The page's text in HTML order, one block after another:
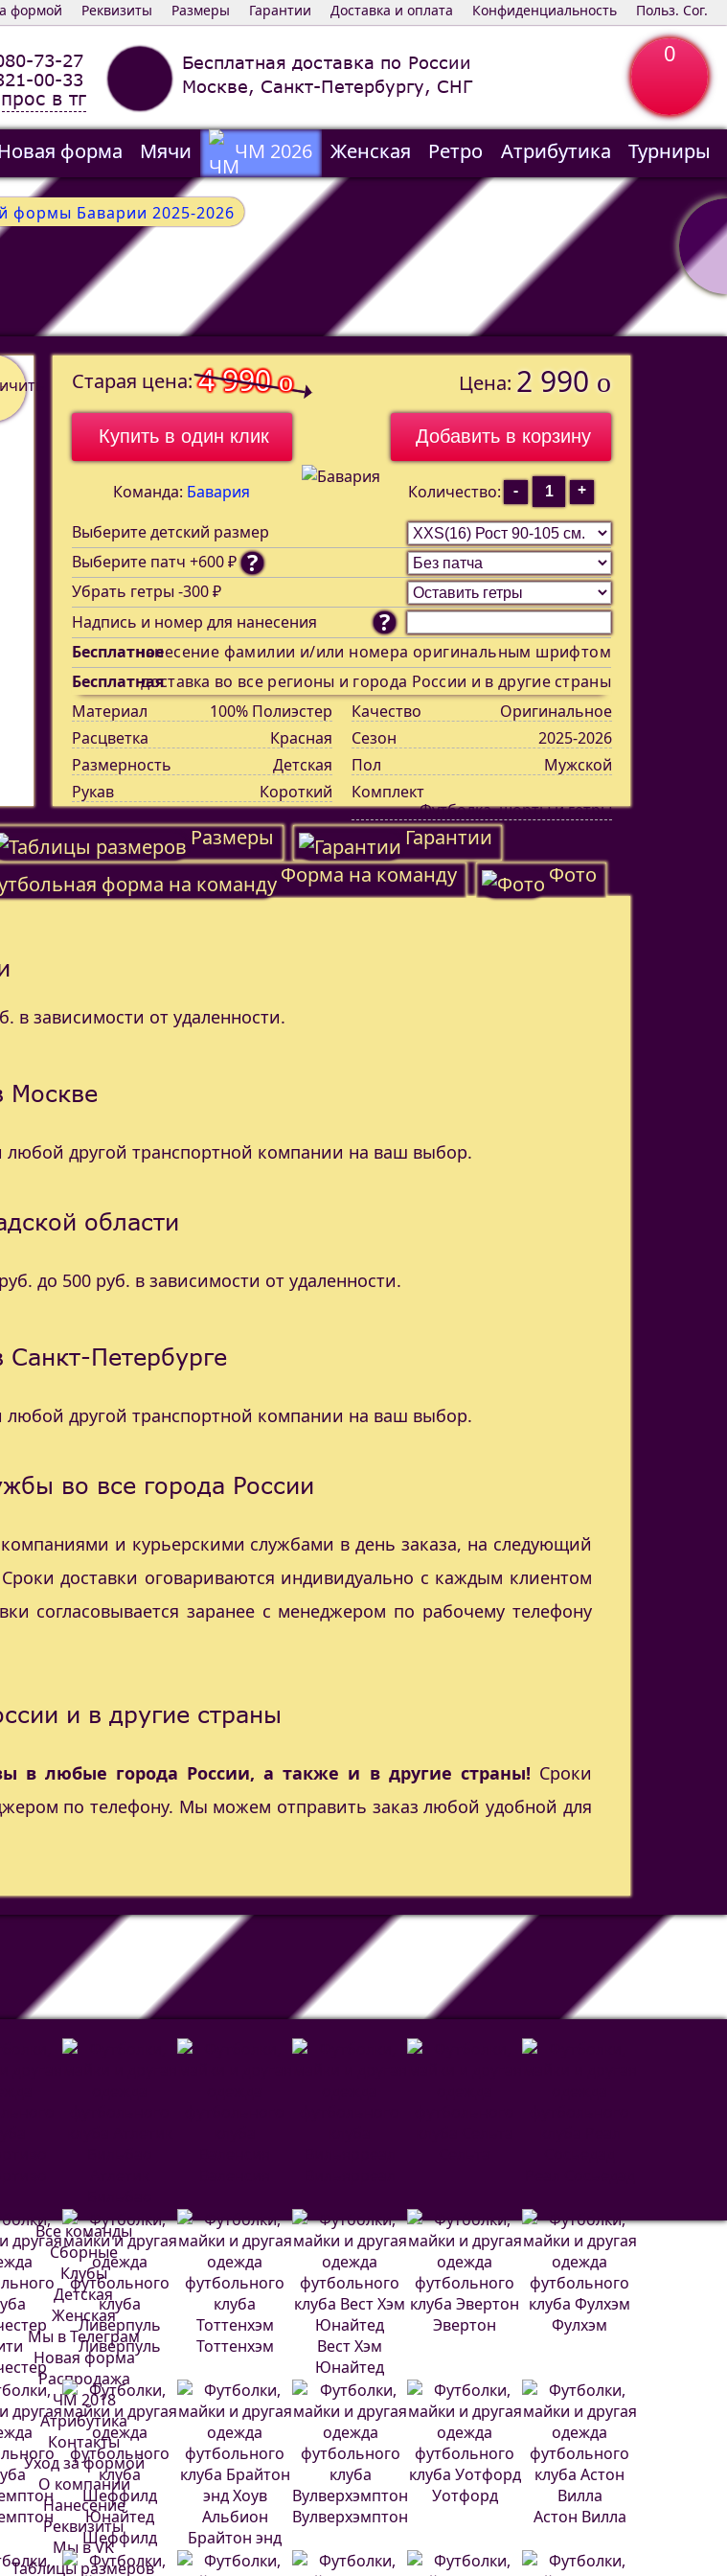
Польз. Сог.
Конфиденциальность
Доставка и оплата
Гарантии
Размеры
Реквизиты
формой
73-27
00-33
в тг
Бесплатная доставка по России
Москве, Санкт-Петербургу, СНГ
Новая форма Мячи ЧМ 2026 Женская Ретро Атрибутика
Турниры
формы Баварии 2025-2026
Старая цена: 4 990o Цена: 2 990 o
Купить в один клик
Команда: Бавария Количество: -
+
Выберите детский размер
?
Выберите патч +600 ₽
Убрать гетры -300 ₽
Надпись и номер для нанесения
?
Бесплатноенанесение фамилии и/или номера оригинальным шрифтом
Бесплатнаядоставка во все регионы и города России и в другие страны
Материал
100% Полиэстер Качество
Оригинальное
Расцветка
Красная Сезон
2025-2026
Размерность
Детская Пол
Мужской
Рукав
Короткий
Комплект
Футболка, шорты и гетры
Размеры
Гарантии
Форма на команду Фото
в зависимости от удаленности.
Москве
другой транспортной компании на ваш выбор.
области
до 500 руб. в зависимости от удаленности.
Петербурге
другой транспортной компании на ваш выбор.
во все города России
и курьерскими службами в день заказа, на следующий
доставки оговариваются индивидуально с каждым клиентом
согласовывается заранее с менеджером по рабочему телефону
и в другие страны
в любые города России, а также и в другие страны! Сроки
по телефону. Мы можем отправить заказ любой удобной для
0
Ливерпуль Тоттенхэм
Вест Хэм
Юнайтед
Эвертон Фулхэм
Шеффилд
Юнайтед
Брайтон энд
Хоув Альбион
Вулверхэмптон
Уотфорд
Астон Вилла
Все команды
Сборные
Клубы
Детская
Женская
Мы в Телеграм
Новая форма
Распродажа
ЧМ 2018
Атрибутика
Контакты
Уход за формой
О компании
Нанесение
Реквизиты
Мы в VK
Таблицы размеров